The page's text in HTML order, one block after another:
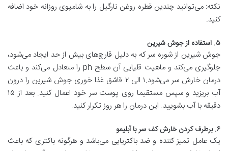
نکته: می‌توانید چندین قطره روغن نارگیل را به شامپوی روزانه خود اضافه
کنید.
۵. استفاده از جوش شیرین
جوش شیرین از شوره سر که به دلیل قارچ‌های بیش از حد ایجاد می‌شود،
جلوگیری می‌کند و ماهیت قلیایی آن سطح ph را متعادل می‌کند و باعث
درمان خارش سر می‌شود.۱ الی ۲ قاشق غذا خوری جوش شیرین را درون
آب بریزید و سپس مستقیما روی پوست سر خود اعمال کنید. بعد از ۱۵
دقیقه با آب بشویید. این درمان را هر روز تکرار کنید.
۶. برطرف کردن خارش کف سر با آبلیمو
یک عامل تمیز کننده و ضد باکتریایی می‌باشد و هرگونه باکتری که باعث